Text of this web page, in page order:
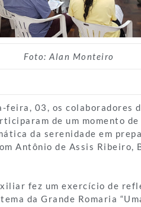
Foto: Alan Monteiro
feira, 03, os colaboradores
de um momento
da serenidade em
Antônio de Assis Ribeiro,
fez um exercício de
da Grande Romaria